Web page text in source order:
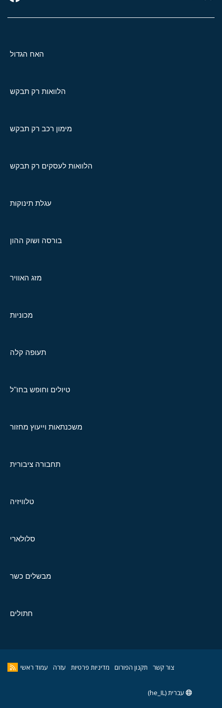
האח הגדול
הלוואות רק תבקש
מימון רכב רק תבקש
הלוואות לעסקים רק תבקש
עגלת תינוקות
בורסה ושוק ההון
מזג האוויר
מכוניות
תעופה קלה
טיולים וחופש בחו"ל
משכנתאות וייעוץ מחזור
תחבורה ציבורית
טלוויזיה
סלולארי
מבשלים כשר
חתולים
צור קשר תקנון הפורום מדיניות פרטיות עזרה עמוד ראשי
עברית (he_IL)